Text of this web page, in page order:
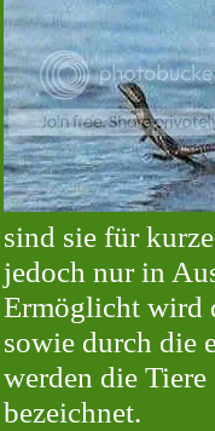
sind sie für
jedoch nur in
Ermöglicht wird
sowie durch die
werden die
bezeichnet.